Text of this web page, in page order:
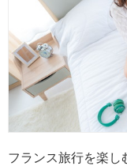
フランス旅行を楽し